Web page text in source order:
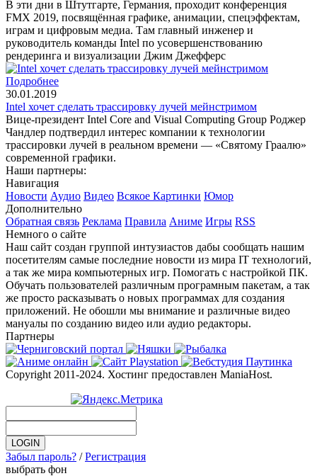
В эти дни в Штутгарте, Германия, проходит конференция
FMX 2019, посвящённая графике, анимации, спецэффектам,
играм и цифровым медиа. Там главный инженер и
руководитель команды Intel по усовершенствованию
рендеринга и визуализации Джим Джефферс
Подробнее
30.01.2019
Intel хочет сделать трассировку лучей мейнстримом
Вице-президент Intel Core and Visual Computing Group Роджер
Чандлер подтвердил интерес компании к технологии
трассировки лучей в реальном времени — «Святому Граалю»
современной графики.
Наши партнеры:
Навигация
Новости Аудио Видео Всякое Картинки Юмор
Дополнительно
Обратная связь Реклама Правила Аниме Игры RSS
Немного о сайте
Наш сайт создан группой интузиастов дабы сообщать нашим
посетителям самые последние новости из мира IT технологий,
а так же мира компьютерных игр. Помогать с настройкой ПК.
Обучать пользователей различным програмным пакетам, а так
же просто расказывать о новых программах для создания
приложений. Не обошли мы внимание и различные видео
мануалы по созданию видео или аудио редакторы.
Партнеры
Copyright 2011-2024. Хостинг предоставлен ManiaHost.
Забыл пароль? /Регистрация
выбрать фон